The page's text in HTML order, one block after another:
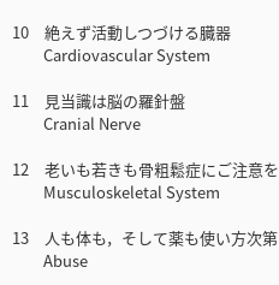
10 絶えず活動しつづける臓器
Cardiovascular System
11 見当識は脳の羅針盤
Cranial Nerve
12 老いも若きも骨粗鬆症にご注意を
Musculoskeletal System
13 人も体も，そして薬も使い方次第
Abuse